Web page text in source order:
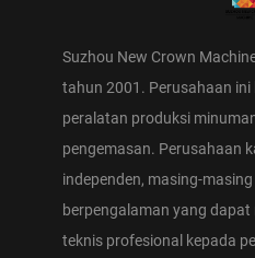
Suzhou New Crown
tahun 2001. Perusahaan
peralatan produksi
pengemasan. Perusahaan
independen, masing-
berpengalaman yang
teknis profesional kepada